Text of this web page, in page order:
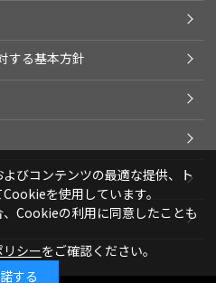
する基本方針
びコンテンツの最適な提供、ト
を使用しています。
Cookieの利用に同意したことも
シーをご確認ください。
する